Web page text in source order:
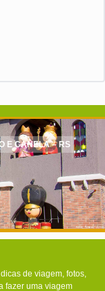
E CANELA – RS
de viagem, fotos,
fazer uma viagem